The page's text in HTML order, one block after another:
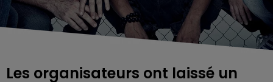
Les organisateurs ont laissé un